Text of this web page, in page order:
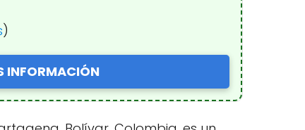
)
INFORMACIÓN